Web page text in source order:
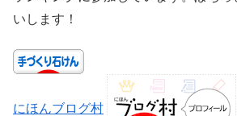
いします！
にほんブログ村